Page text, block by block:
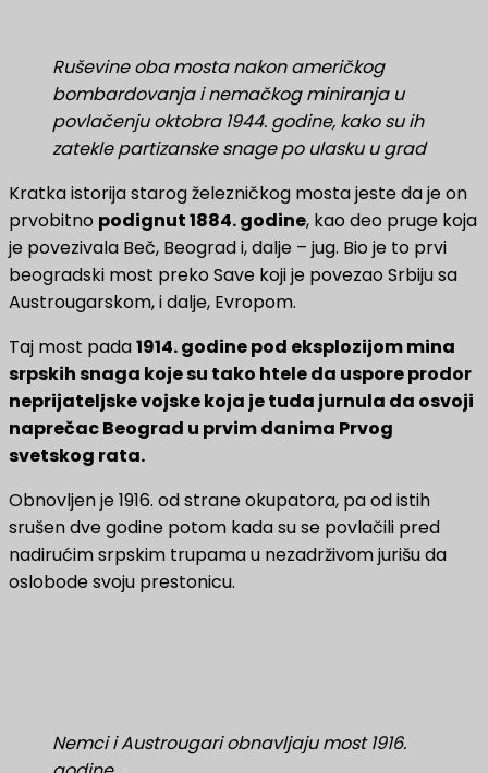
Ruševine oba mosta nakon američkog
bombardovanja i nemačkog miniranja u
povlačenju oktobra 1944. godine, kako su ih
zatekle partizanske snage po ulasku u grad
Kratka istorija starog železničkog mosta jeste da je on
prvobitno podignut 1884. godine, kao deo pruge koja
je povezivala Beč, Beograd i, dalje – jug. Bio je to prvi
beogradski most preko Save koji je povezao Srbiju sa
Austrougarskom, i dalje, Evropom.
Taj most pada1914. godine pod eksplozijom mina
srpskih snaga koje su tako htele da uspore prodor
neprijateljske vojske koja je tuda jurnula da osvoji
naprečac Beograd u prvim danima Prvog
svetskog rata.
Obnovljen je 1916. od strane okupatora, pa od istih
srušen dve godine potom kada su se povlačili pred
nadirućim srpskim trupama u nezadrživom jurišu da
oslobode svoju prestonicu.
Nemci i Austrougari obnavljaju most 1916.